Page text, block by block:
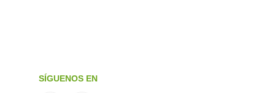
SÍGUENOS EN